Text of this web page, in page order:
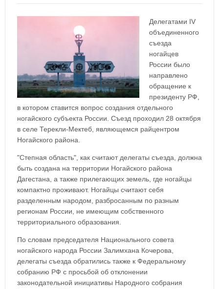
Делегатами IV
объединенного
съезда
ногайцев
России было
направлено
обращение к
президенту РФ,
в котором ставится вопрос создания отдельного
ногайского субъекта России. Съезд проходил 28 октября
в селе Терекли-Мектеб, являющемся райцентром
Ногайского района.
"Степная область", как считают делегаты съезда, должна
быть создана на территории Ногайского района
Дагестана, а также прилегающих земель, где ногайцы
компактно проживают. Ногайцы считают себя
разделенным народом, разбросанным по разным
регионам России, не имеющим собственного
территориального образования.
По словам председателя Национального совета
ногайского народа России Залимхана Кочерова,
делегаты съезда обратились также к Федеральному
собранию РФ с просьбой об отклонении
законодательной инициативы Народного собрания